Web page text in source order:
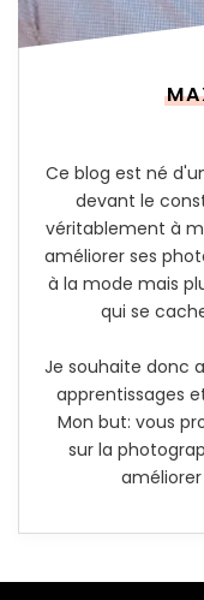
Ce blog est né
devant le
véritablement à
améliorer ses
à la mode mais
qui se
Je souhaite donc
apprentissages
Mon but: vous
sur la